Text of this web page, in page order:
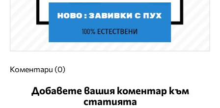
Коментари (0)
Добавете вашия коментар към
статията